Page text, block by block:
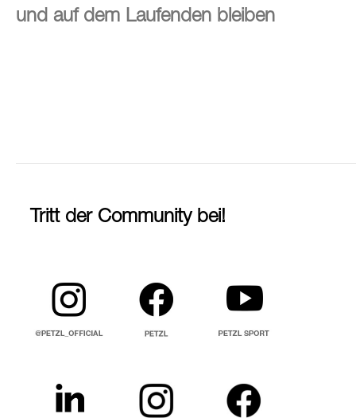
und auf dem Laufenden bleiben
Tritt der Community bei!